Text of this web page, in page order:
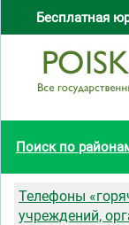
Бесплатная
Поиск по
Телефоны
учреждений,